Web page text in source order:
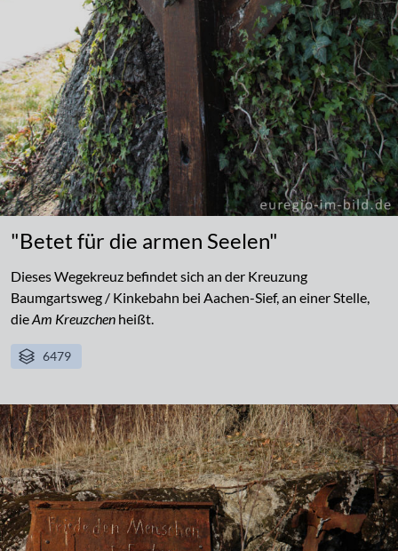
"Betet für die armen Seelen"
Dieses Wegekreuz befindet sich an der Kreuzung
Baumgartsweg / Kinkebahn bei Aachen-Sief, an einer Stelle,
dieAm Kreuzchen heißt.
6479